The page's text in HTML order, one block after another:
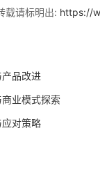
载请标明出: https://
品改进
业模式探索
对策略